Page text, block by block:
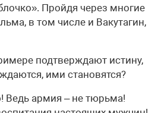
Пройдя через многие
в том числе и Вакутагин,
подтверждают истину,
ими становятся?
Ведь армия – не тюрьма!